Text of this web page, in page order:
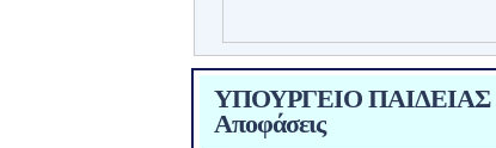
ΥΠΟΥΡΓΕΙΟ ΠΑΙΔΕΙΑΣ
Αποφάσεις